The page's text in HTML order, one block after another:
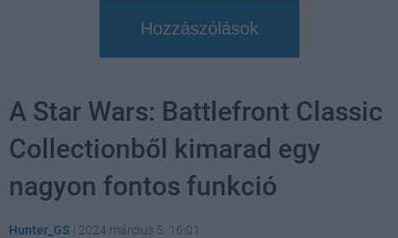
Hozzászólások
A Star Wars: Battlefront Classic
Collectionből kimarad egy
nagyon fontos funkció
Hunter_GS | 2024 március 5. 16:01